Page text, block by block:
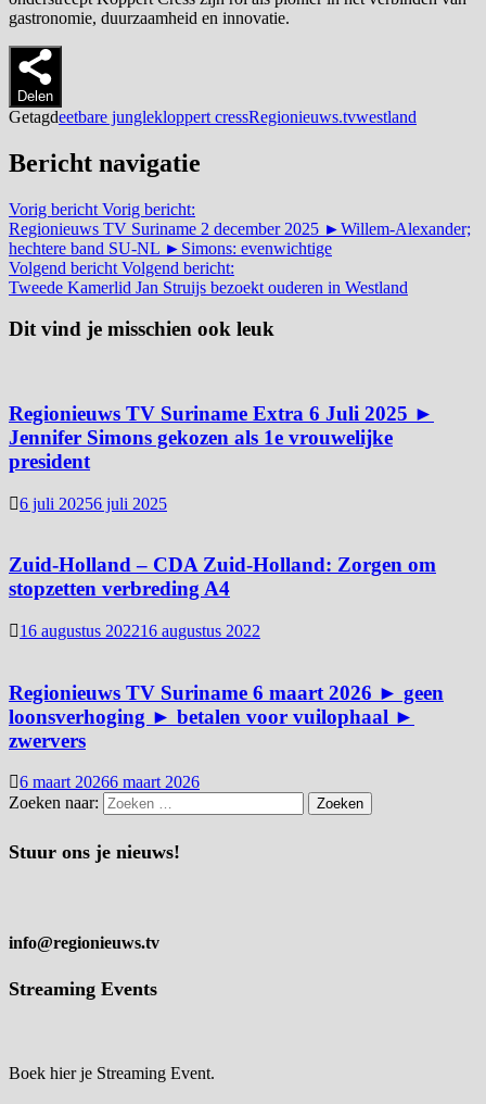
gastronomie, duurzaamheid en innovatie.
Delen
Getagdeetbare junglekloppert cressRegionieuws.tvwestland
Bericht navigatie
Vorig bericht Vorig bericht:
Regionieuws TV Suriname 2 december 2025 ►Willem-Alexander;
hechtere band SU-NL ►Simons: evenwichtige
Volgend bericht Volgend bericht:
Tweede Kamerlid Jan Struijs bezoekt ouderen in Westland
Dit vind je misschien ook leuk
Regionieuws TV Suriname Extra 6 Juli 2025 ►
Jennifer Simons gekozen als 1e vrouwelijke
president
6 juli 20256 juli 2025
Zuid-Holland – CDA Zuid-Holland: Zorgen om
stopzetten verbreding A4
16 augustus 202216 augustus 2022
Regionieuws TV Suriname 6 maart 2026 ► geen
loonsverhoging ► betalen voor vuilophaal ►
zwervers
6 maart 20266 maart 2026
Zoeken naar:
Stuur ons je nieuws!
info@regionieuws.tv
Streaming Events
Boek hier je Streaming Event.